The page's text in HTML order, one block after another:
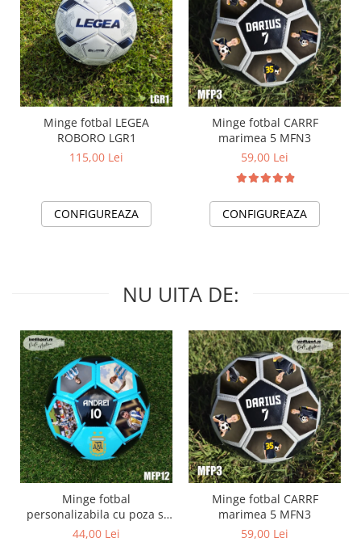
Minge fotbal LEGEA
ROBORO LGR1
115,00 Lei
CONFIGUREAZA
Minge fotbal CARRF
marimea 5 MFN3
59,00 Lei
CONFIGUREAZA
NU UITA DE:
Minge fotbal
personalizabila cu poza si
text MFN12
44,00 Lei
Minge fotbal CARRF
marimea 5 MFN3
59,00 Lei